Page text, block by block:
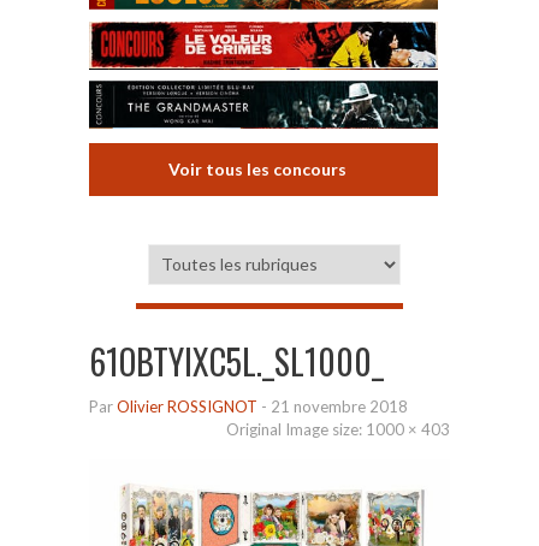
Voir tous les concours
61OBTYIXC5L._SL1000_
ParOlivier ROSSIGNOT - 21 novembre 2018
Original Image size: 1000 × 403